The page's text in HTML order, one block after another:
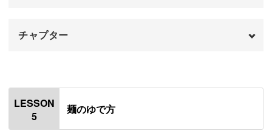
チャプター
はじめに
おすすめの乾麺パスタ
LESSON
5
麺のゆで方